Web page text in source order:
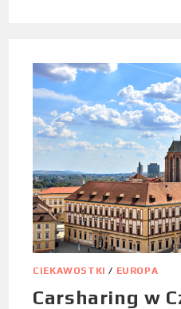
CIEKAWOSTKI / EUROPA
Carsharing w